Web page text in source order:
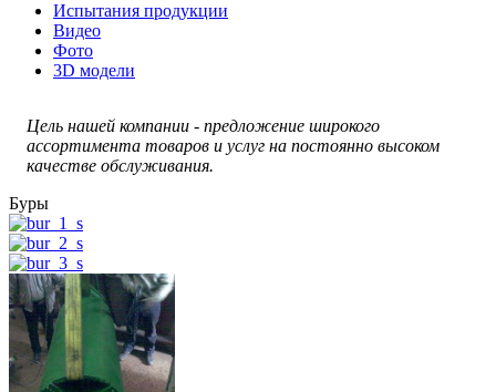
Испытания продукции
Видео
Фото
3D модели
Цель нашей компании - предложение широкого
ассортимента товаров и услуг на постоянно высоком
качестве обслуживания.
Буры